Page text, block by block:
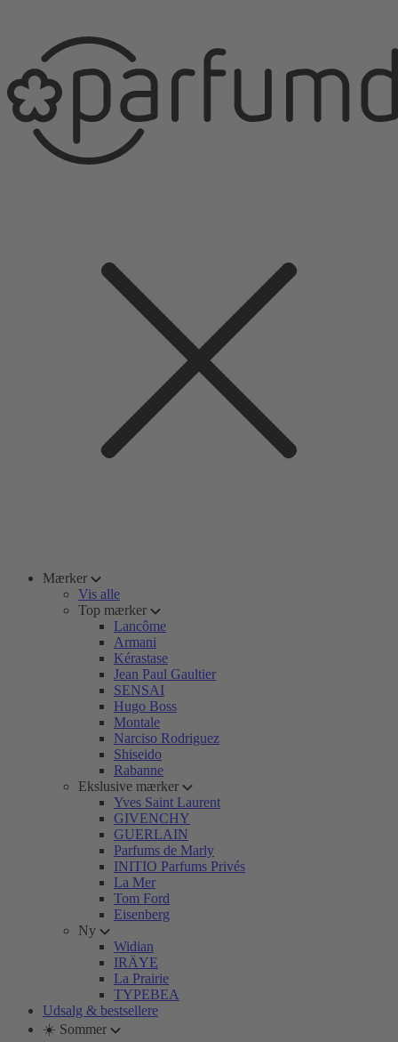
Mærker
Vis alle
Top mærker
Lancôme
Armani
Kérastase
Jean Paul Gaultier
SENSAI
Hugo Boss
Montale
Narciso Rodriguez
Shiseido
Rabanne
Ekslusive mærker
Yves Saint Laurent
GIVENCHY
GUERLAIN
Parfums de Marly
INITIO Parfums Privés
La Mer
Tom Ford
Eisenberg
Ny
Widian
IRÄYE
La Prairie
TYPEBEA
Udsalg & bestsellere
☀️ Sommer